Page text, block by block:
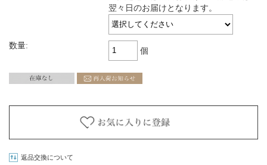
翌々日のお届けとなります。
数量:
個
返品交換について